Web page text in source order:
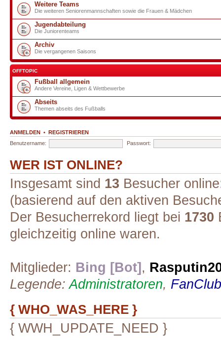
Weitere Teams
Die weiteren Seniorenmannschaften sowie die Frauen & Mädchen
Jugendabteilung
Die Juniorenteams
Archiv
Die vergangenen Saisons
OFFTOPIC
Fußball allgemein
Andere Vereine, Ligen & Wettbewerbe
Abseits
Themen abseits des Fußballs
ANMELDEN • REGISTRIEREN
Benutzername:
Passwort:
WER IST ONLINE?
Insgesamt sind 13 Besucher
(basierend auf den aktiven
Der Besucherrekord liegt bei 1730
gleichzeitig online waren.
Mitglieder: Bing [Bot] ,
Legende:Administratoren,
{ WHO_WAS_HERE }
{ WWH_UPDATE_NEED }